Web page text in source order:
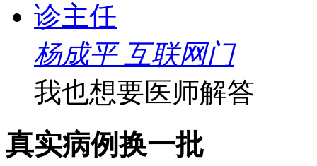
杨成平 互联网门
我也想要医师解答
真实病例换一批